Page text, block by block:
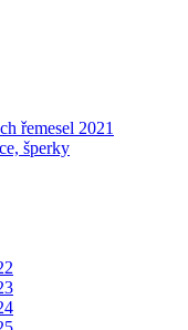
řemesel 2021
šperky